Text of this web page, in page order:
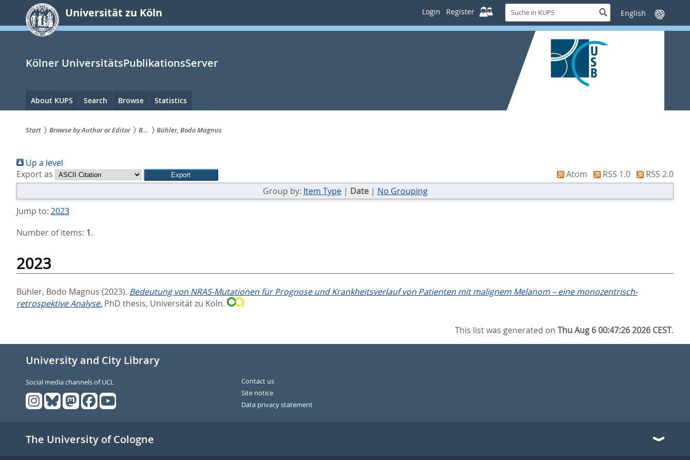
springen
Universität zu Köln Login Register
Suche
in
KUPS
SucheSprache
wechseln
Kölner UniversitätsPublikationsServer
Hauptnavigation
About KUPS Search Browse Statistics
sind
hier:
Start Browse by Author or Editor B... Bühler, Bodo Magnus
Up a level
Export as
Atom RSS 1.0
RSS 2.0
Group by: Item Type| Date| No Grouping
Jump to: 2023
Number of items: 1.
2023
Bühler, Bodo Magnus (2023). Bedeutung von NRAS-Mutationen für Prognose und Krankheitsverlauf von Patienten mit malignem Melanom – eine monozentrisch-
retrospektive Analyse. PhD thesis, Universität zu Köln.
This list was generated onThu Aug 6 00:47:26 2026 CEST.
University and City Library
Social media channels of UCL
Contact us
Site notice
Data privacy statement
The University of Cologne